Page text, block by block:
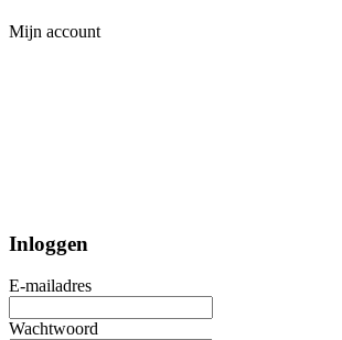
Mijn account
Inloggen
E-mailadres
Wachtwoord